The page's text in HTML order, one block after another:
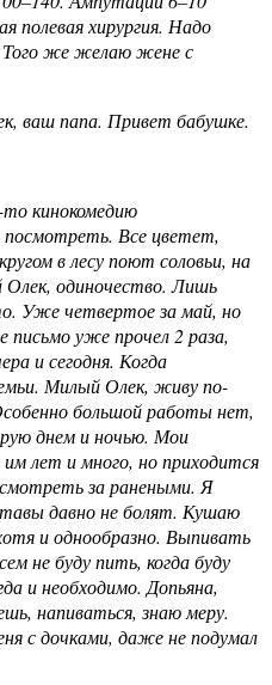
полевая хирургия. Надо
Того же желаю жене с
ваш папа. Привет бабушке.
кинокомедию
Все цветет,
в лесу поют соловьи, на
Олек, одиночество. Лишь
Уже четвертое за май, но
уже прочел 2 раза,
и сегодня. Когда
Милый Олек, живу по-
большой работы нет,
днем и ночью. Мои
лет и много, но приходится
за ранеными. Я
давно не болят. Кушаю
и однообразно. Выпивать
не буду пить, когда буду
и необходимо. Допьяна,
напиваться, знаю меру.
с дочками, даже не подумал